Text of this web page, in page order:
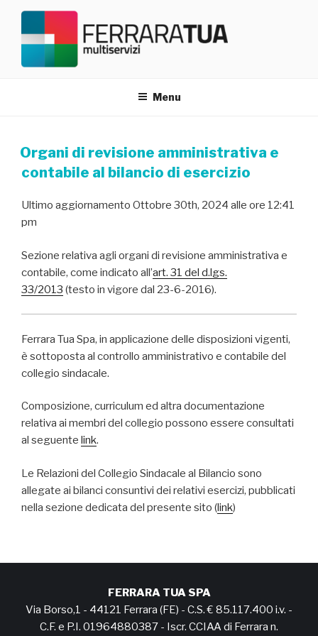
Salta
contenuto
Menu
Organi di revisione amministrativa e
contabile al bilancio di esercizio
Ultimo aggiornamento Ottobre 30th, 2024 alle ore 12:41
pm
Sezione relativa agli organi di revisione amministrativa e
contabile, come indicato all’art. 31 del d.lgs.
33/2013 (testo in vigore dal 23-6-2016).
Ferrara Tua Spa, in applicazione delle disposizioni vigenti,
è sottoposta al controllo amministrativo e contabile del
collegio sindacale.
Composizione, curriculum ed altra documentazione
relativa ai membri del collegio possono essere consultati
al seguente link.
Le Relazioni del Collegio Sindacale al Bilancio sono
allegate ai bilanci consuntivi dei relativi esercizi, pubblicati
nella sezione dedicata del presente sito (link)
FERRARA TUA SPA
Via Borso,1 - 44121 Ferrara (FE) - C.S. € 85.117.400 i.v. -
C.F. e P.I. 01964880387 - Iscr. CCIAA di Ferrara n.